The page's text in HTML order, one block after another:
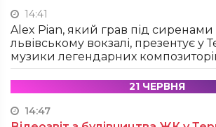
14:41
Alex Pian, який грав під сиренами
львівському вокзалі, презентує у
музики легендарних
21 ЧЕРВНЯ
14:47